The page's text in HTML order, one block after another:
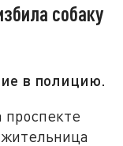
собаку
в полицию.
проспекте